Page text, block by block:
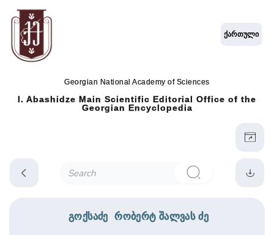
Georgian National Academy of Sciences
I. Abashidze Main Scientific Editorial Office of the
Georgian Encyclopedia
ქართული
გოქსაძე რობერტ შალვას ძე